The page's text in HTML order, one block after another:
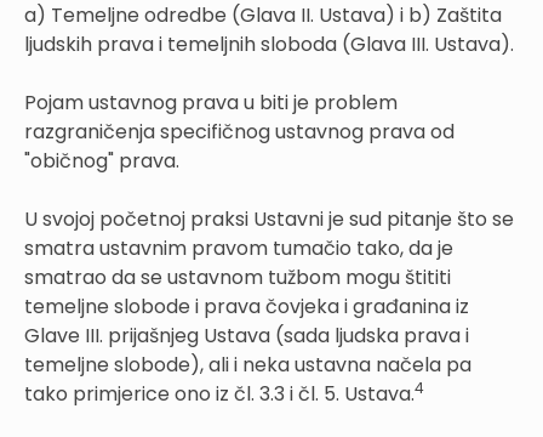
a) Temeljne odredbe (Glava II. Ustava) i b) Zaštita
ljudskih prava i temeljnih sloboda (Glava III. Ustava).
Pojam ustavnog prava u biti je problem
razgraničenja specifičnog ustavnog prava od
"običnog" prava.
U svojoj početnoj praksi Ustavni je sud pitanje što se
smatra ustavnim pravom tumačio tako, da je
smatrao da se ustavnom tužbom mogu štititi
temeljne slobode i prava čovjeka i građanina iz
Glave III. prijašnjeg Ustava (sada ljudska prava i
temeljne slobode), ali i neka ustavna načela pa
tako primjerice ono iz čl. 3.3 i čl. 5. Ustava.4